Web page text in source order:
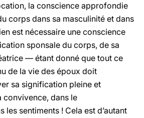
la conscience approfondie
corps dans sa masculinité et dans
est nécessaire une conscience
sponsale du corps, de sa
— étant donné que tout ce
de la vie des époux doit
sa signification pleine et
convivence, dans le
les sentiments ! Cela est d’autant